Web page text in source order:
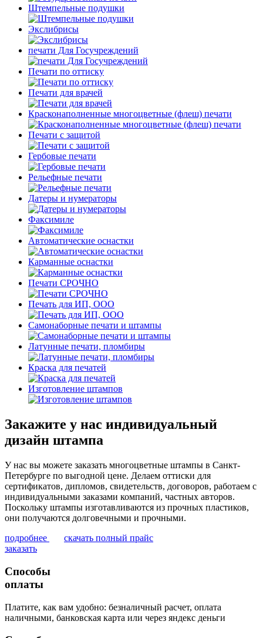
Штемпельные подушки
Экслибрисы
печати Для Госучреждений
Печати по оттиску
Печати для врачей
Красконаполненные многоцветные (флеш) печати
Печати с защитой
Гербовые печати
Рельефные печати
Датеры и нумераторы
Факсимиле
Автоматические оснастки
Карманные оснастки
Печати СРОЧНО
Печать для ИП, ООО
Самонаборные печати и штампы
Латунные печати, пломбиры
Краска для печатей
Изготовление штампов
Закажите у нас индивидуальный
дизайн штампа
У нас вы можете заказать многоцветные штампы в Санкт-
Петербурге по выгодной цене. Делаем оттиски для
сертификатов, дипломов, свидетельств, договоров, работаем с
индивидуальными заказами компаний, частных авторов.
Поскольку штампы изготавливаются из прочных пластиков,
они получаются долговечными и прочными.
подробнее
скачать полный прайс
заказать
Способы
оплаты
Платите, как вам удобно: безналичный расчет, оплата
наличными, банковская карта или через яндекс деньги